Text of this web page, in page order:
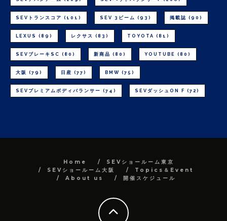
SEVトランスコア (101) SEV 3ビーム (93) 掲載誌 (90)
LEXUS (89) レクサス (83) TOYOTA (81)
SEVブレーキSC (80) 新商品 (80) YOUTUBE (80)
大阪 (79) 日産 (77) BMW (75)
SEVプレミアムボディバランサー (74) SEVダッシュON F (72)
Home
SEVショールーム東京
SEVショールーム大阪
Topics＆Event
About us
開催スケジュール